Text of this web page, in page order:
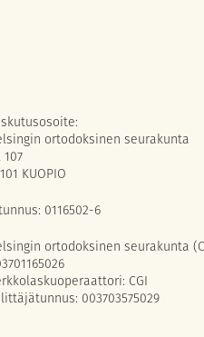
ortodoksinen seurakunta
107
KUOPIO
0116502-6
ortodoksinen seurakunta
CGI
003703575029